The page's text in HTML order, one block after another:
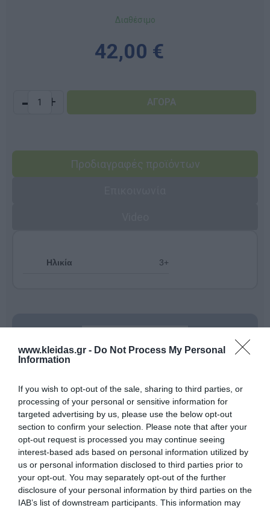
www.kleidas.gr - Do Not Process My Personal
Information
If you wish to opt-out of the sale, sharing to third parties, or
processing of your personal or sensitive information for
targeted advertising by us, please use the below opt-out
section to confirm your selection. Please note that after your
opt-out request is processed you may continue seeing
interest-based ads based on personal information utilized by
us or personal information disclosed to third parties prior to
your opt-out. You may separately opt-out of the further
disclosure of your personal information by third parties on the
IAB’s list of downstream participants. This information may
Διαθέσιμο
42,00 €
- +
Προδιαγραφές προϊόντων
Ηλικία 3+
ΗBeleducδεν είναι απλώς μια εταιρεία παιχνιδιών·
είναι μια οικογενειακή επιχείρηση από τη Γερμανία με
50 χρόνια ιστορίας
, αφιερωμένη στη δημιουργία των
καλύτερων δυνατών θεμελίων για το μέλλον των
παιδιών. Με το εμβληματικό σύνθημα: